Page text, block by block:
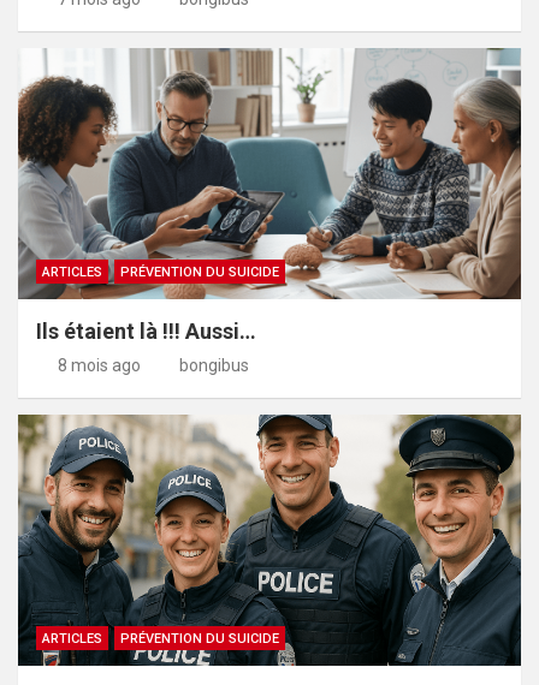
ARTICLES PRÉVENTION DU SUICIDE
Ils étaient là !!! Aussi…
8 mois ago bongibus
ARTICLES PRÉVENTION DU SUICIDE